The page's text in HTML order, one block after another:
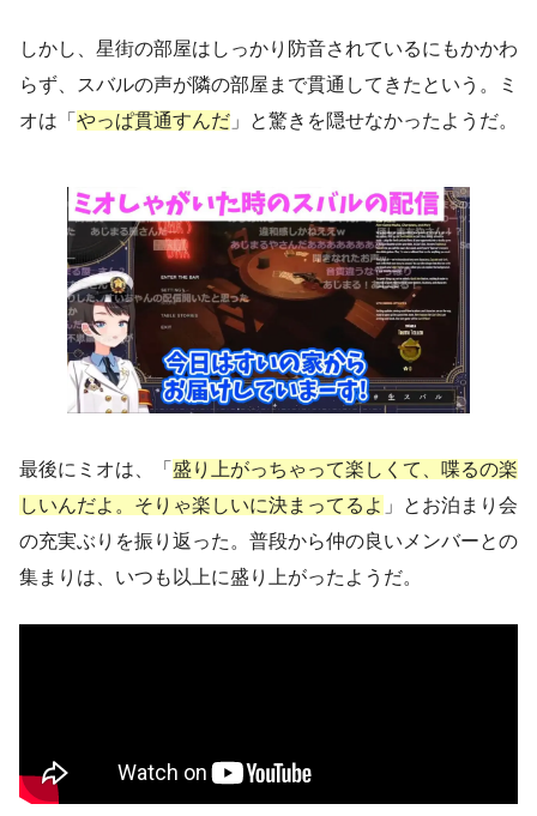
しかし、星街の部屋はしっかり防音されているにもかかわ
らず、スバルの声が隣の部屋まで貫通してきたという。ミ
オは「 やっぱ貫通すんだ 」と驚きを隠せなかったようだ。
最後にミオは、「 盛り上がっちゃって楽しくて、喋るの楽
しいんだよ。そりゃ楽しいに決まってるよ 」とお泊まり会
の充実ぶりを振り返った。普段から仲の良いメンバーとの
集まりは、いつも以上に盛り上がったようだ。